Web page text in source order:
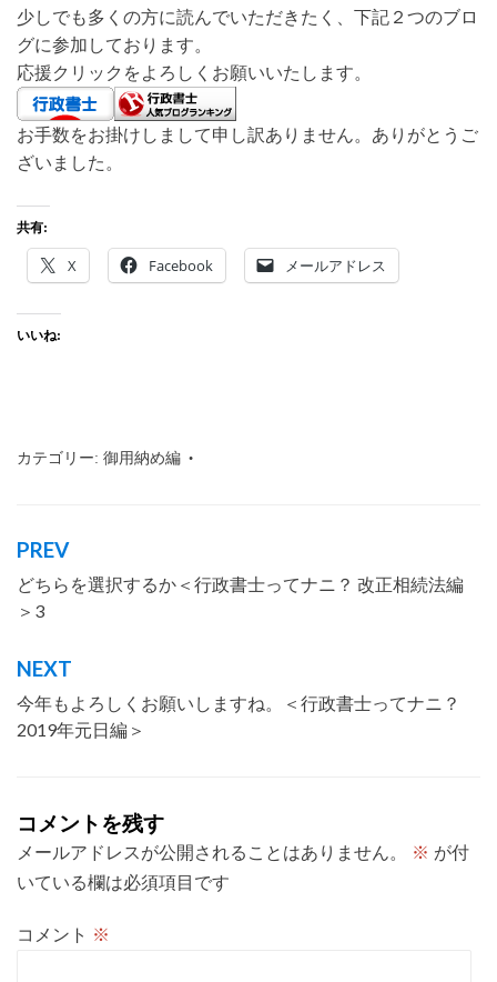
少しでも多くの方に読んでいただきたく、下記２つのブロ
グに参加しております。
応援クリックをよろしくお願いいたします。
お手数をお掛けしまして申し訳ありません。ありがとうご
ざいました。
共有:
X Facebook メールアドレス
いいね:
カテゴリー: 御用納め編
投
稿
ナ
ビ
ゲ
ー
ン
PREV
どちらを選択するか＜行政書士ってナニ？ 改正相続法編
＞3
NEXT
今年もよろしくお願いしますね。＜行政書士ってナニ？
2019年元日編＞
コメントを残す
メールアドレスが公開されることはありません。 ※ が付
いている欄は必須項目です
コメント ※